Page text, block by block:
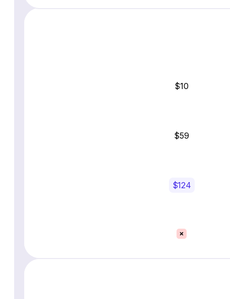
$10
$59
$124